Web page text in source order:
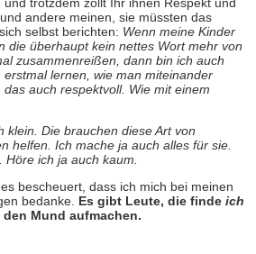
andere meinen, sie müssten das
selbst berichten: Wenn meine Kinder
die überhaupt kein nettes Wort mehr von
zusammenreißen, dann bin ich auch
lernen, wie man miteinander
auch respektvoll. Wie mit einem
klein. Die brauchen diese Art von
helfen. Ich mache ja auch alles für sie.
Höre ich ja auch kaum.
bescheuert, dass ich mich bei meinen
bedanke. Es gibt Leute, die finde ich
Mund aufmachen.